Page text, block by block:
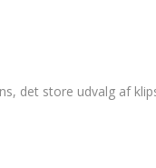
det store udvalg af